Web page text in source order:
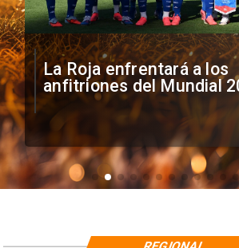
La Roja enfrentará a los
anfitriones del Mundial